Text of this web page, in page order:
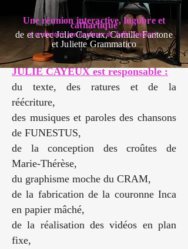
Une réunion interactive, lugubre et
cathartique
de et avec Julie Cayeux, Camille Fantone
et Juliette Grammatico
( orchestrée par la plume de Julie Cayeux )
JULIE CAYEUX est responsable :
du texte, des ratures et de la
réécriture,
des musiques et paroles des chansons
de FUNESTUS,
de la conception des croûtes de
Marie-Thérèse,
du graphisme moche du CRAM,
de la fabrication de la couronne Inca
en papier mâché,
de la réalisation des vidéos en plan
fixe,